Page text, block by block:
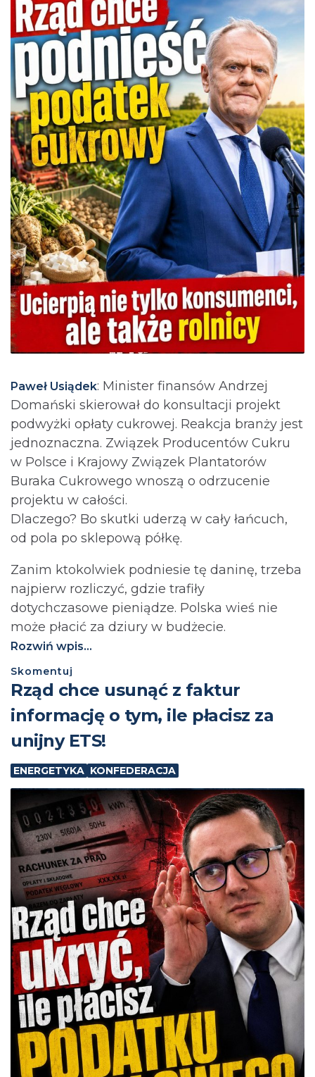
Paweł Usiądek: Minister finansów Andrzej
Domański skierował do konsultacji projekt
podwyżki opłaty cukrowej. Reakcja branży jest
jednoznaczna. Związek Producentów Cukru
w Polsce i Krajowy Związek Plantatorów
Buraka Cukrowego wnoszą o odrzucenie
projektu w całości.
Dlaczego? Bo skutki uderzą w cały łańcuch,
od pola po sklepową półkę.
Zanim ktokolwiek podniesie tę daninę, trzeba
najpierw rozliczyć, gdzie trafiły
dotychczasowe pieniądze. Polska wieś nie
może płacić za dziury w budżecie.⁩
Rozwiń wpis...
Skomentuj
Rząd chce usunąć z faktur
informację o tym, ile płacisz za
unijny ETS!
ENERGETYKA KONFEDERACJA